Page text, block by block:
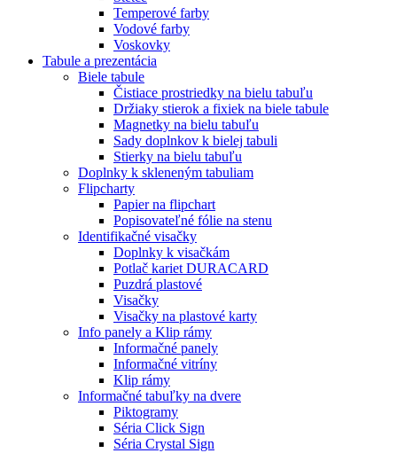
Temperové farby
Vodové farby
Voskovky
Tabule a prezentácia
Biele tabule
Čistiace prostriedky na bielu tabuľu
Držiaky stierok a fixiek na biele tabule
Magnetky na bielu tabuľu
Sady doplnkov k bielej tabuli
Stierky na bielu tabuľu
Doplnky k skleneným tabuliam
Flipcharty
Papier na flipchart
Popisovateľné fólie na stenu
Identifikačné visačky
Doplnky k visačkám
Potlač kariet DURACARD
Puzdrá plastové
Visačky
Visačky na plastové karty
Info panely a Klip rámy
Informačné panely
Informačné vitríny
Klip rámy
Informačné tabuľky na dvere
Piktogramy
Séria Click Sign
Séria Crystal Sign